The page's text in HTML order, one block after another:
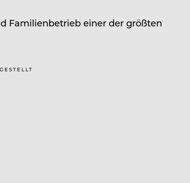
Familienbetrieb einer der größten